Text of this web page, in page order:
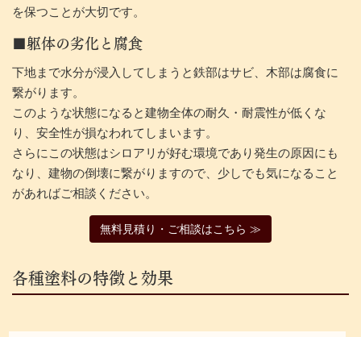
を保つことが大切です。
■躯体の劣化と腐食
下地まで水分が浸入してしまうと鉄部はサビ、木部は腐食に
繋がります。
このような状態になると建物全体の耐久・耐震性が低くな
り、安全性が損なわれてしまいます。
さらにこの状態はシロアリが好む環境であり発生の原因にも
なり、建物の倒壊に繋がりますので、少しでも気になること
があればご相談ください。
無料見積り・ご相談はこちら ≫
各種塗料の特徴と効果